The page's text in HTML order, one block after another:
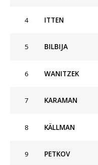
4 ITTEN
5 BILBIJA
6 WANITZEK
7 KARAMAN
8 KÄLLMAN
9 PETKOV